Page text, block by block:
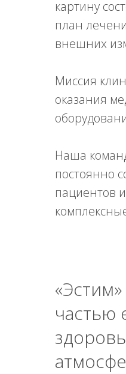
картину
план
внешних
Миссия
оказания
Наша
постоянно
пациентов
частью